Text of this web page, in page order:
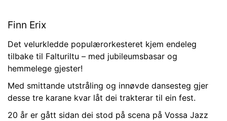
Finn Erix
Det velurkledde populærorkesteret kjem endeleg
tilbake til Falturiltu – med jubileumsbasar og
hemmelege gjester!
Med smittande utstråling og innøvde dansesteg gjer
desse tre karane kvar låt dei trakterar til ein fest.
20 år er gått sidan dei stod på scena på Vossa Jazz